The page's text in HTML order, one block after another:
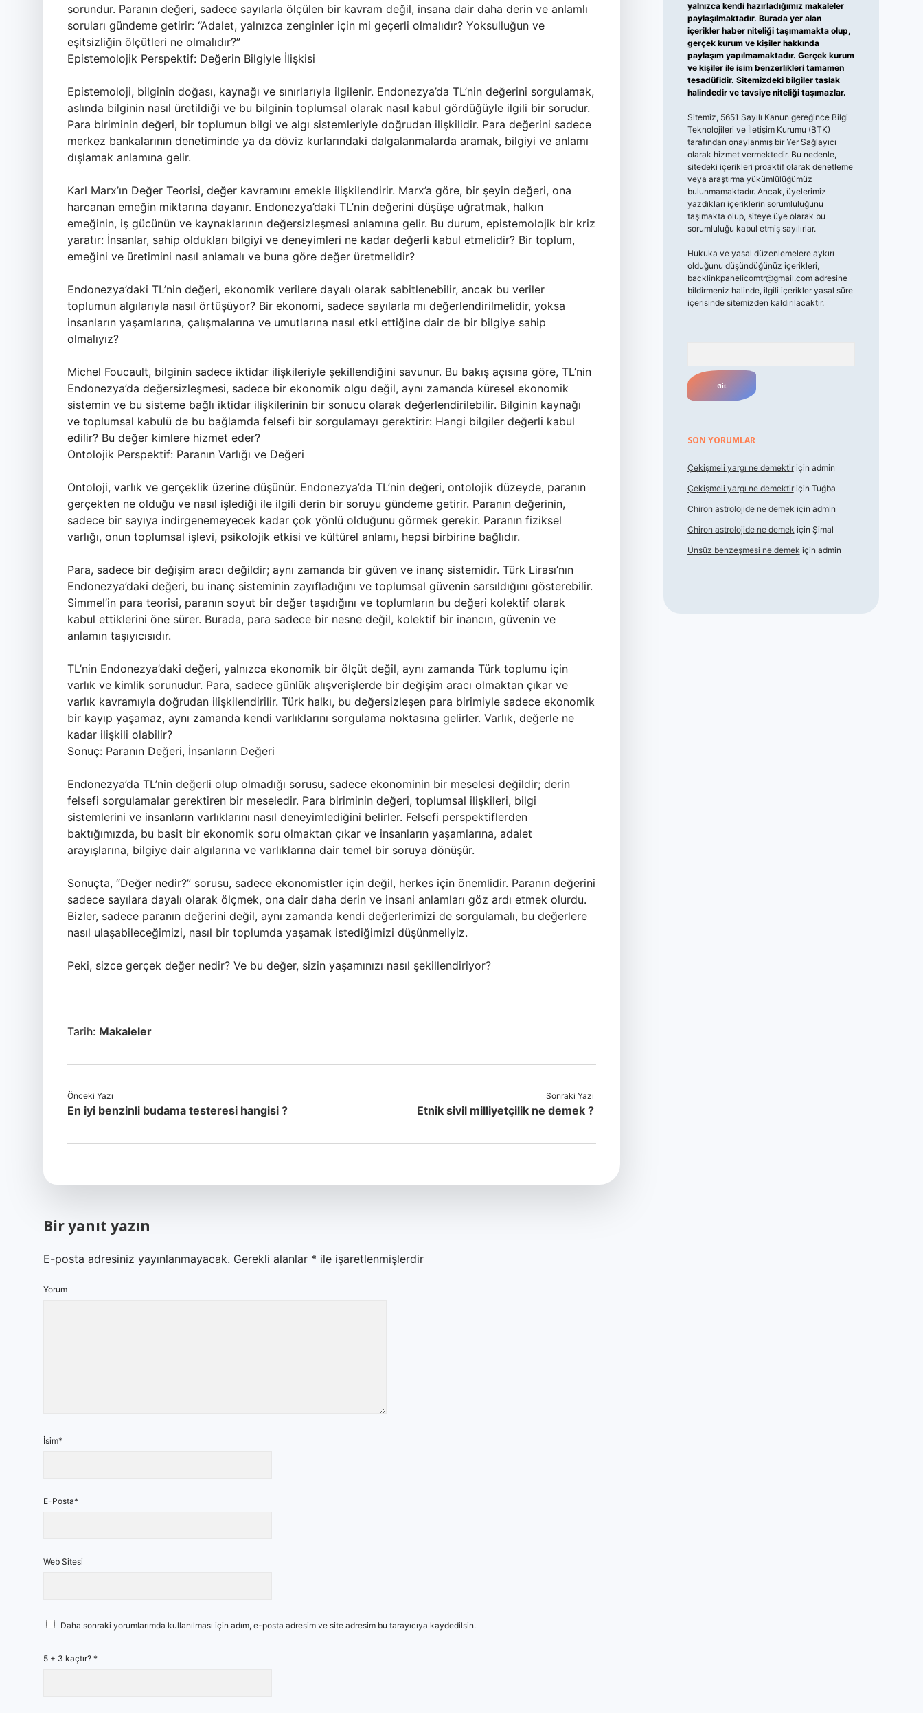
sorundur. Paranın değeri, sadece sayılarla ölçülen bir kavram değil, insana dair daha derin ve anlamlı
soruları gündeme getirir: “Adalet, yalnızca zenginler için mi geçerli olmalıdır? Yoksulluğun ve
eşitsizliğin ölçütleri ne olmalıdır?”
Epistemolojik Perspektif: Değerin Bilgiyle İlişkisi
Epistemoloji, bilginin doğası, kaynağı ve sınırlarıyla ilgilenir. Endonezya’da TL’nin değerini sorgulamak,
aslında bilginin nasıl üretildiği ve bu bilginin toplumsal olarak nasıl kabul gördüğüyle ilgili bir sorudur.
Para biriminin değeri, bir toplumun bilgi ve algı sistemleriyle doğrudan ilişkilidir. Para değerini sadece
merkez bankalarının denetiminde ya da döviz kurlarındaki dalgalanmalarda aramak, bilgiyi ve anlamı
dışlamak anlamına gelir.
Karl Marx’ın Değer Teorisi, değer kavramını emekle ilişkilendirir. Marx’a göre, bir şeyin değeri, ona
harcanan emeğin miktarına dayanır. Endonezya’daki TL’nin değerini düşüşe uğratmak, halkın
emeğinin, iş gücünün ve kaynaklarının değersizleşmesi anlamına gelir. Bu durum, epistemolojik bir kriz
yaratır: İnsanlar, sahip oldukları bilgiyi ve deneyimleri ne kadar değerli kabul etmelidir? Bir toplum,
emeğini ve üretimini nasıl anlamalı ve buna göre değer üretmelidir?
Endonezya’daki TL’nin değeri, ekonomik verilere dayalı olarak sabitlenebilir, ancak bu veriler
toplumun algılarıyla nasıl örtüşüyor? Bir ekonomi, sadece sayılarla mı değerlendirilmelidir, yoksa
insanların yaşamlarına, çalışmalarına ve umutlarına nasıl etki ettiğine dair de bir bilgiye sahip
olmalıyız?
Michel Foucault, bilginin sadece iktidar ilişkileriyle şekillendiğini savunur. Bu bakış açısına göre, TL’nin
Endonezya’da değersizleşmesi, sadece bir ekonomik olgu değil, aynı zamanda küresel ekonomik
sistemin ve bu sisteme bağlı iktidar ilişkilerinin bir sonucu olarak değerlendirilebilir. Bilginin kaynağı
ve toplumsal kabulü de bu bağlamda felsefi bir sorgulamayı gerektirir: Hangi bilgiler değerli kabul
edilir? Bu değer kimlere hizmet eder?
Ontolojik Perspektif: Paranın Varlığı ve Değeri
Ontoloji, varlık ve gerçeklik üzerine düşünür. Endonezya’da TL’nin değeri, ontolojik düzeyde, paranın
gerçekten ne olduğu ve nasıl işlediği ile ilgili derin bir soruyu gündeme getirir. Paranın değerinin,
sadece bir sayıya indirgenemeyecek kadar çok yönlü olduğunu görmek gerekir. Paranın fiziksel
varlığı, onun toplumsal işlevi, psikolojik etkisi ve kültürel anlamı, hepsi birbirine bağlıdır.
Para, sadece bir değişim aracı değildir; aynı zamanda bir güven ve inanç sistemidir. Türk Lirası’nın
Endonezya’daki değeri, bu inanç sisteminin zayıfladığını ve toplumsal güvenin sarsıldığını gösterebilir.
Simmel’in para teorisi, paranın soyut bir değer taşıdığını ve toplumların bu değeri kolektif olarak
kabul ettiklerini öne sürer. Burada, para sadece bir nesne değil, kolektif bir inancın, güvenin ve
anlamın taşıyıcısıdır.
TL’nin Endonezya’daki değeri, yalnızca ekonomik bir ölçüt değil, aynı zamanda Türk toplumu için
varlık ve kimlik sorunudur. Para, sadece günlük alışverişlerde bir değişim aracı olmaktan çıkar ve
varlık kavramıyla doğrudan ilişkilendirilir. Türk halkı, bu değersizleşen para birimiyle sadece ekonomik
bir kayıp yaşamaz, aynı zamanda kendi varlıklarını sorgulama noktasına gelirler. Varlık, değerle ne
kadar ilişkili olabilir?
Sonuç: Paranın Değeri, İnsanların Değeri
Endonezya’da TL’nin değerli olup olmadığı sorusu, sadece ekonominin bir meselesi değildir; derin
felsefi sorgulamalar gerektiren bir meseledir. Para biriminin değeri, toplumsal ilişkileri, bilgi
sistemlerini ve insanların varlıklarını nasıl deneyimlediğini belirler. Felsefi perspektiflerden
baktığımızda, bu basit bir ekonomik soru olmaktan çıkar ve insanların yaşamlarına, adalet
arayışlarına, bilgiye dair algılarına ve varlıklarına dair temel bir soruya dönüşür.
Sonuçta, “Değer nedir?” sorusu, sadece ekonomistler için değil, herkes için önemlidir. Paranın değerini
sadece sayılara dayalı olarak ölçmek, ona dair daha derin ve insani anlamları göz ardı etmek olurdu.
Bizler, sadece paranın değerini değil, aynı zamanda kendi değerlerimizi de sorgulamalı, bu değerlere
nasıl ulaşabileceğimizi, nasıl bir toplumda yaşamak istediğimizi düşünmeliyiz.
Peki, sizce gerçek değer nedir? Ve bu değer, sizin yaşamınızı nasıl şekillendiriyor?
Tarih: Makaleler
Önceki Yazı
En iyi benzinli budama testeresi hangisi ?
Sonraki Yazı
Etnik sivil milliyetçilik ne demek ?
Bir yanıt yazın
E-posta adresiniz yayınlanmayacak. Gerekli alanlar * ile işaretlenmişlerdir
Yorum
İsim*
E-Posta*
Web Sitesi
Daha sonraki yorumlarımda kullanılması için adım, e-posta adresim ve site adresim bu tarayıcıya kaydedilsin.
5 + 3 kaçtır? *
yalnızca kendi hazırladığımız makaleler
paylaşılmaktadır. Burada yer alan
içerikler haber niteliği taşımamakta olup,
gerçek kurum ve kişiler hakkında
paylaşım yapılmamaktadır. Gerçek kurum
ve kişiler ile isim benzerlikleri tamamen
tesadüfidir. Sitemizdeki bilgiler taslak
halindedir ve tavsiye niteliği taşımazlar.
Sitemiz, 5651 Sayılı Kanun gereğince Bilgi
Teknolojileri ve İletişim Kurumu (BTK)
tarafından onaylanmış bir Yer Sağlayıcı
olarak hizmet vermektedir. Bu nedenle,
sitedeki içerikleri proaktif olarak denetleme
veya araştırma yükümlülüğümüz
bulunmamaktadır. Ancak, üyelerimiz
yazdıkları içeriklerin sorumluluğunu
taşımakta olup, siteye üye olarak bu
sorumluluğu kabul etmiş sayılırlar.
Hukuka ve yasal düzenlemelere aykırı
olduğunu düşündüğünüz içerikleri,
backlinkpanelicomtr@gmail.comadresine
bildirmeniz halinde, ilgili içerikler yasal süre
içerisinde sitemizden kaldırılacaktır.
SON YORUMLAR
Çekişmeli yargı ne demektiriçin admin
Çekişmeli yargı ne demektiriçin Tuğba
Chiron astrolojide ne demek için admin
Chiron astrolojide ne demek için Şimal
Ünsüz benzeşmesi ne demek için admin